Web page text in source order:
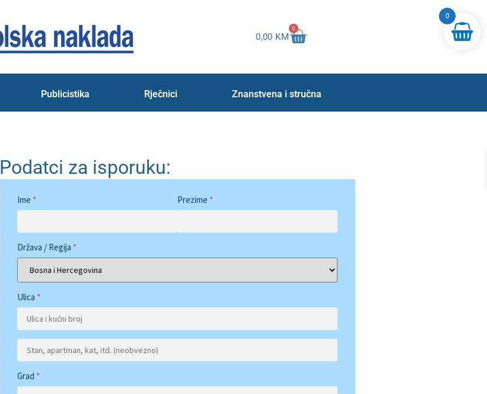
0,00 KM
0
Publicistika Rječnici Znanstvena i stručna
Podatci za isporuku:
Ime * Prezime *
Država / Regija *
Ulica *
Grad *
0